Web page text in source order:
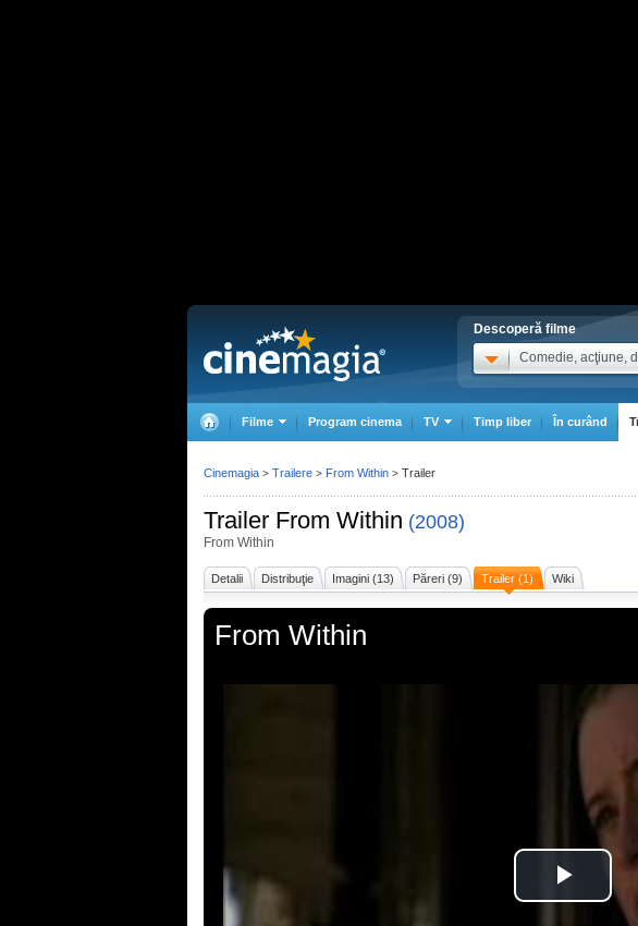
Descoperă filme
Comedie, acţiune,
Filme Program cinema TV Timp liber În curând
Trailer From Within (2008)
From Within
Detalii Distribuţie Imagini (13) Păreri (9) Trailer (1) Wiki
From Within
Cinemagia > Trailere > From Within > Trailer